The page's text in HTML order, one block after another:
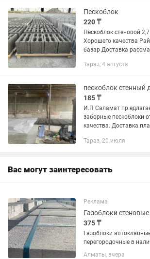
Пескоблок
220 ₸
Пескоблок стеновой
Хорошего качества Район Кирова
базар Доставка
Тараз, 4 августа
185 ₸
И.П Саламат
заборные пескоблоки
качества. Доставка платная, один рейс
за доставку по городу
Тараз, 20 июля
Вас могут заинтересовать
Реклама
375 ₸
Газоблоки
перегородочные в наличии.
60х30х10, 60х30х20,
Алматы, вчера